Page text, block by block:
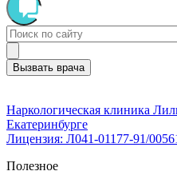
Вызвать врача
Наркологическая клиника
Екатеринбурге
Лицензия: Л041-01177-91/
Полезное